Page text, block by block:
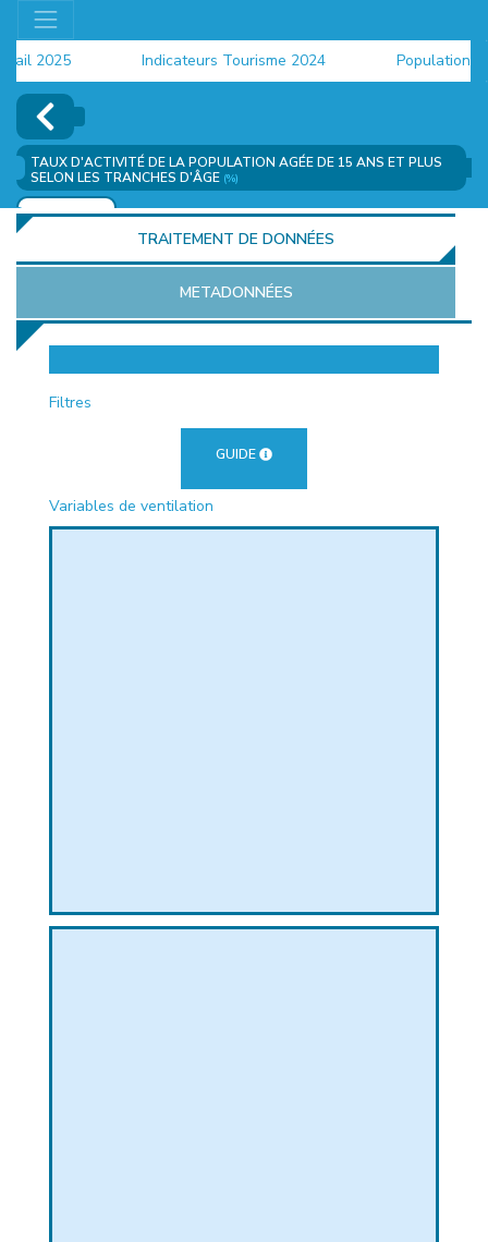
2025 Indicateurs Tourisme 2024 Population
TAUX D'ACTIVITÉ DE LA POPULATION AGÉE DE 15 ANS ET PLUS
SELON LES TRANCHES D'ÂGE (%)
AJOUTER
TRAITEMENT DE DONNÉES
METADONNÉES
Filtres
GUIDE
Variables de ventilation